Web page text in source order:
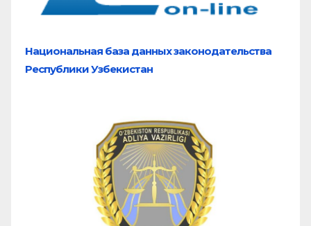
Национальная база данных законодательства
Республики Узбекистан